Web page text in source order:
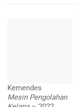
Kemendes
Mesin Pengolahan